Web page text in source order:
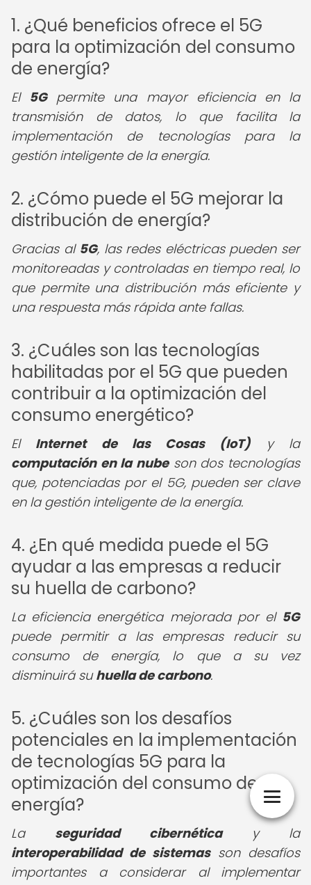
1. ¿Qué beneficios ofrece el 5G
para la optimización del consumo
de energía?
El 5Gpermite una mayor eficiencia en la
transmisión de datos, lo que facilita la
implementación de tecnologías para la
gestión inteligente de la energía.
2. ¿Cómo puede el 5G mejorar la
distribución de energía?
Gracias al 5G, las redes eléctricas pueden ser
monitoreadas y controladas en tiempo real, lo
que permite una distribución más eficiente y
una respuesta más rápida ante fallas.
3. ¿Cuáles son las tecnologías
habilitadas por el 5G que pueden
contribuir a la optimización del
consumo energético?
El Internet de las Cosas (IoT) y la
computación en la nubeson dos tecnologías
que, potenciadas por el 5G, pueden ser clave
en la gestión inteligente de la energía.
4. ¿En qué medida puede el 5G
ayudar a las empresas a reducir
su huella de carbono?
La eficiencia energética mejorada por el 5G
puede permitir a las empresas reducir su
consumo de energía, lo que a su vez
disminuirá suhuella de carbono.
5. ¿Cuáles son los desafíos
potenciales en la implementación
de tecnologías 5G para la
optimización del consumo de
energía?
La seguridad cibernéticay la
interoperabilidad de sistemasson desafíos
importantes a considerar al implementar